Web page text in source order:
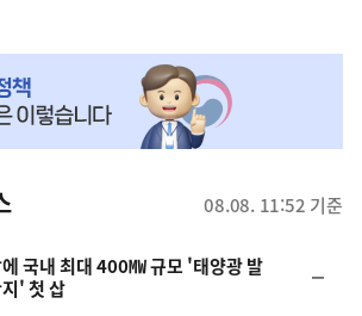
08.08. 11:52 기준
국내 최대 400㎿ 규모 '태양광 발
' 첫 삽